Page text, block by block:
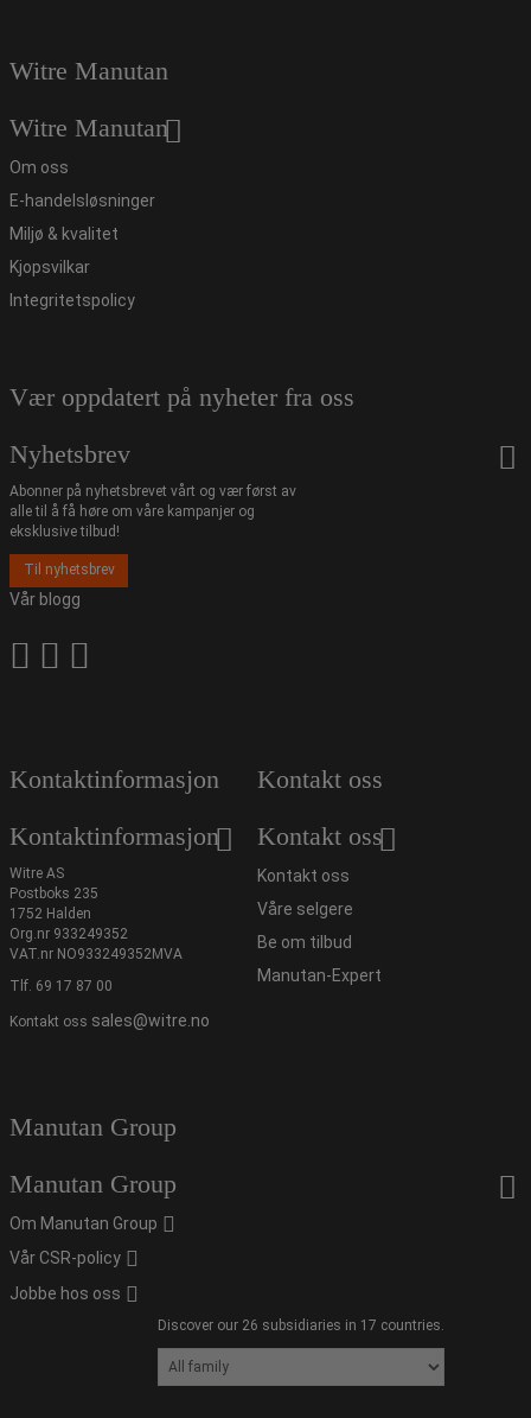
Witre Manutan
Witre Manutan
Om oss
E-handelsløsninger
Miljø & kvalitet
Kjopsvilkar
Integritetspolicy
Vær oppdatert på nyheter fra oss
Nyhetsbrev
Abonner på nyhetsbrevet vårt og vær først av
alle til å få høre om våre kampanjer og
eksklusive tilbud!
Til nyhetsbrev
Vår blogg
Kontaktinformasjon
Kontaktinformasjon
Witre AS
Postboks 235
1752 Halden
Org.nr 933249352
VAT.nr NO933249352MVA
Tlf. 69 17 87 00
Kontakt oss sales@witre.no
Kontakt oss
Kontakt oss
Kontakt oss
Våre selgere
Be om tilbud
Manutan-Expert
Manutan Group
Manutan Group
Om Manutan Group
Vår CSR-policy
Jobbe hos oss
Discover our 26 subsidiaries in 17 countries.